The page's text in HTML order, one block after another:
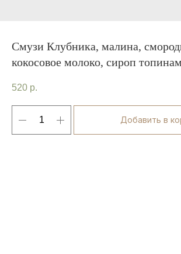
Смузи Клубника, малина,
кокосовое молоко, сироп
520 р.
Добавить в